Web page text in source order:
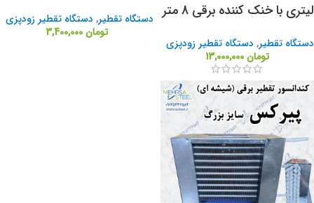
لیتری با خنک کننده برقی 8 متر
دستگاه تقطیر, دستگاه تقطیر زودپزی
تومان
دستگاه تقطیر, دستگاه تقطیر زودپزی
تومان